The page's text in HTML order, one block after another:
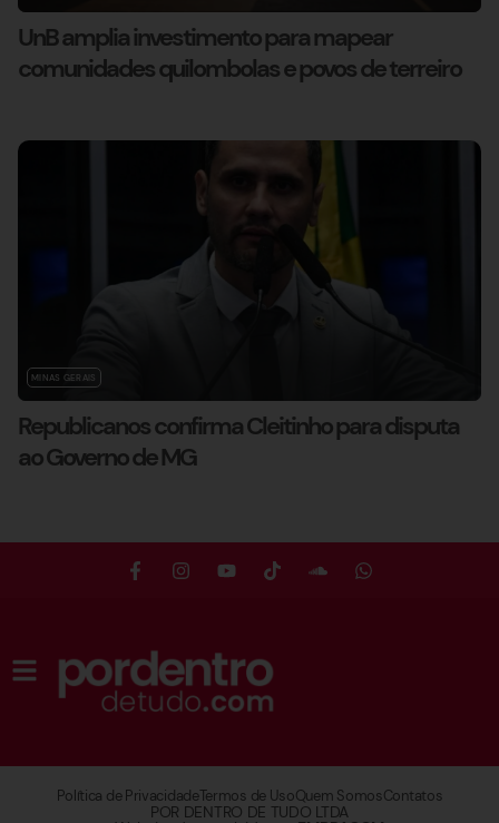
UnB amplia investimento para mapear
comunidades quilombolas e povos de terreiro
MINAS GERAIS
Republicanos confirma Cleitinho para disputa
ao Governo de MG
Política de PrivacidadeTermos de UsoQuem SomosContatos
POR DENTRO DE TUDO LTDA